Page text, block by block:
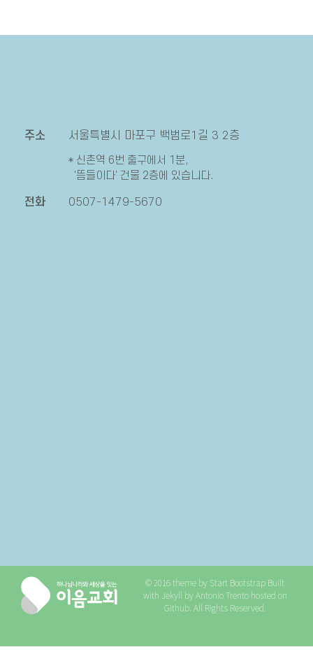
주소
서울특별시 마포구 백범로1길 3 2층
* 신촌역 6번 출구에서 1분,
'뜸들이다' 건물 2층에 있습니다.
전화 0507-1479-5670
© 2016 theme by Start Bootstrap Built
with Jekyll byAntonio Trentohosted on
Github. All Rights Reserved.